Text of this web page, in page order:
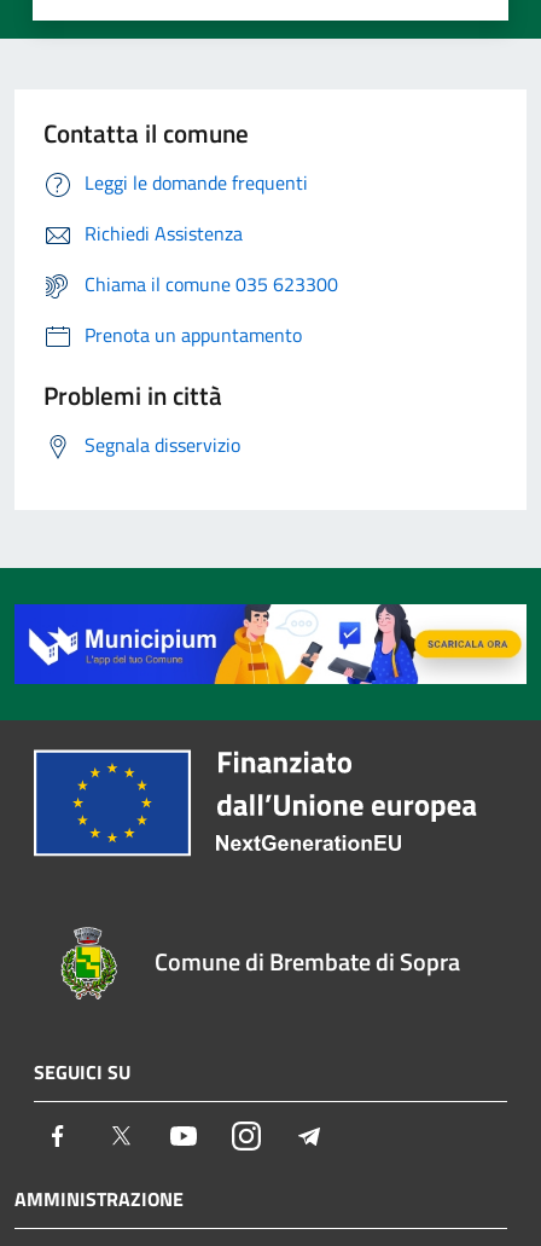
Contatta il comune
Leggi le domande frequenti
Richiedi Assistenza
Chiama il comune 035 623300
Prenota un appuntamento
Problemi in città
Segnala disservizio
Comune di Brembate di Sopra
SEGUICI SU
Facebook Twitter YoutubeInstagram
AMMINISTRAZIONE